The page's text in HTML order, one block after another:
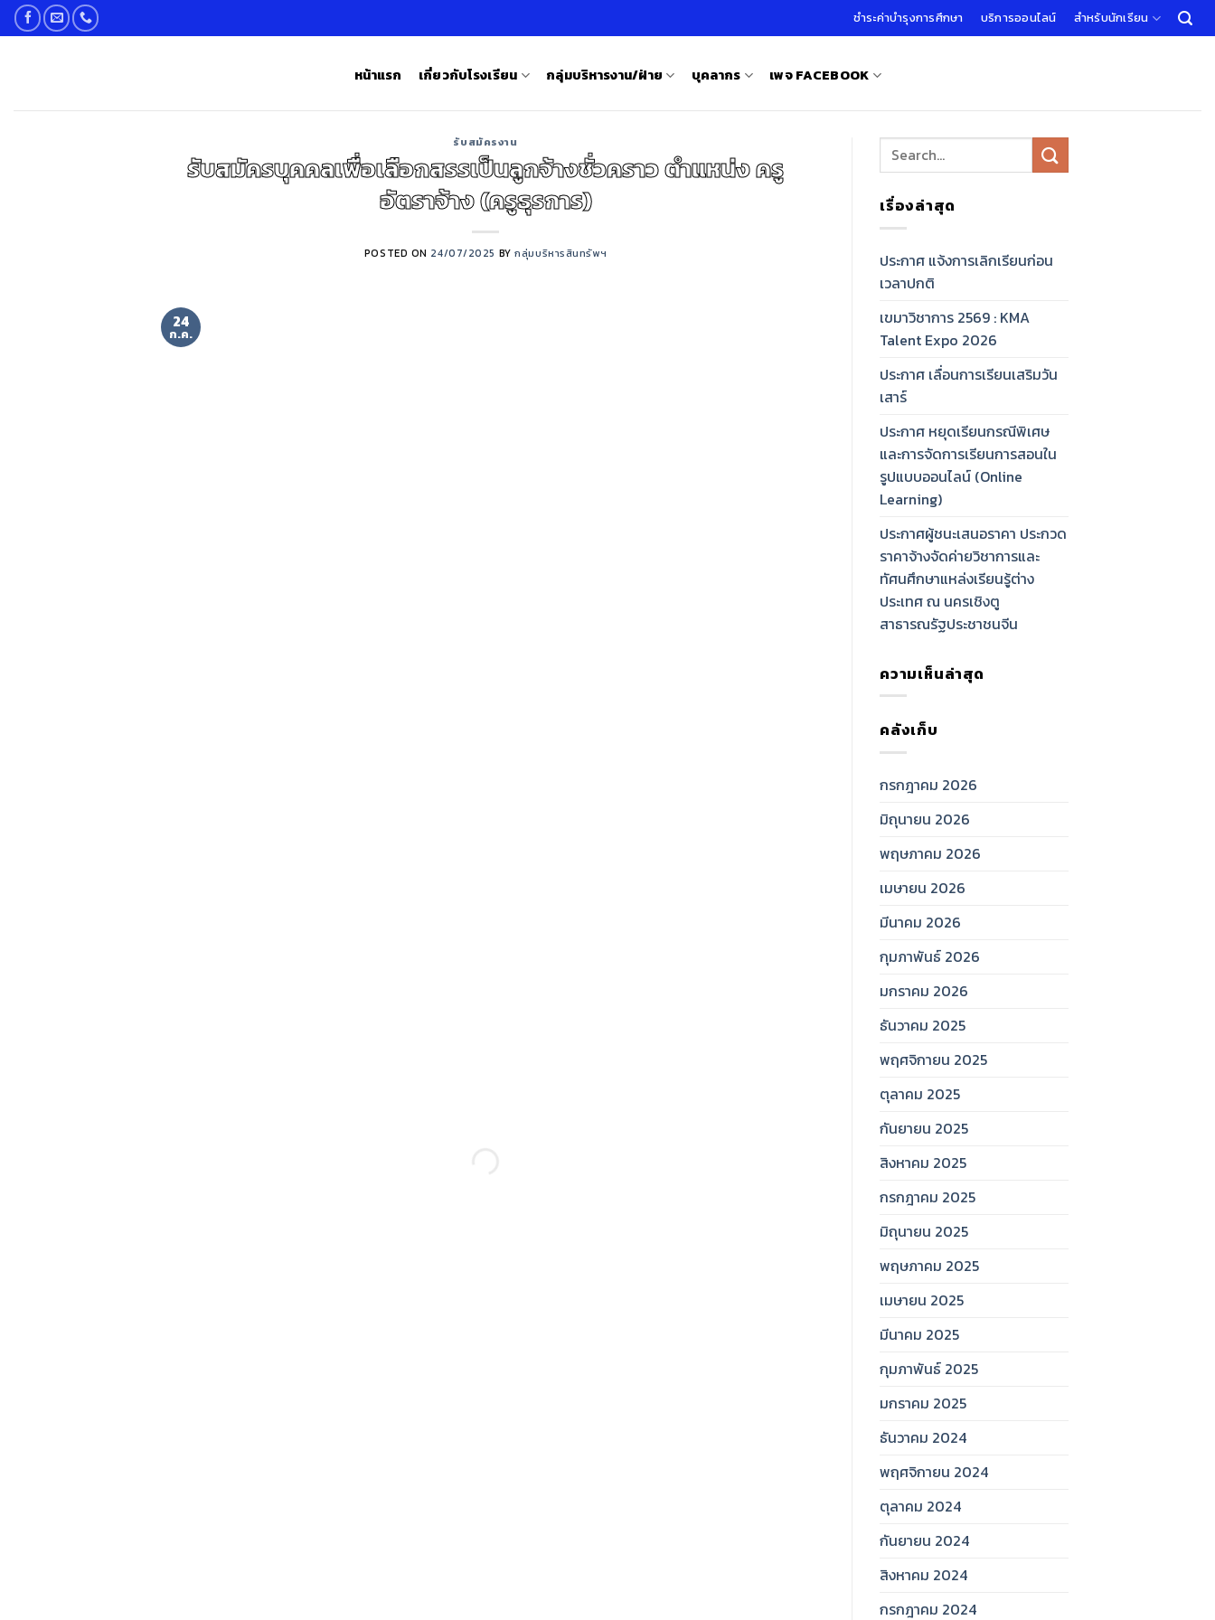
Skip
to
ชำระค่าบำรุงการศึกษา บริการออนไลน์ สำหรับนักเรียน
หน้าแรก เกี่ยวกับโรงเรียน กลุ่มบริหารงาน/ฝ่าย บุคลากร เพจ FACEBOOK
รับสมัครงาน
รับสมัครบุคคลเพื่อเลือกสรรเป็นลูกจ้างชั่วคราว ตำแหน่ง ครู
อัตราจ้าง (ครูธุรการ)
POSTED ON 24/07/2025 BYกลุ่มบริหารสินทรัพฯ
24
ก.ค.
เรื่องล่าสุด
ประกาศ แจ้งการเลิกเรียนก่อน
เวลาปกติ
เขมาวิชาการ 2569 : KMA
Talent Expo 2026
ประกาศ เลื่อนการเรียนเสริมวัน
เสาร์
ประกาศ หยุดเรียนกรณีพิเศษ
และการจัดการเรียนการสอนใน
รูปแบบออนไลน์ (Online
Learning)
ประกาศผู้ชนะเสนอราคา ประกวด
ราคาจ้างจัดค่ายวิชาการและ
ทัศนศึกษาแหล่งเรียนรู้ต่าง
ประเทศ ณ นครเชิงตู
สาธารณรัฐประชาชนจีน
ความเห็นล่าสุด
คลังเก็บ
กรกฎาคม 2026
มิถุนายน 2026
พฤษภาคม 2026
เมษายน 2026
มีนาคม 2026
กุมภาพันธ์ 2026
มกราคม 2026
ธันวาคม 2025
พฤศจิกายน 2025
ตุลาคม 2025
กันยายน 2025
สิงหาคม 2025
กรกฎาคม 2025
มิถุนายน 2025
พฤษภาคม 2025
เมษายน 2025
มีนาคม 2025
กุมภาพันธ์ 2025
มกราคม 2025
ธันวาคม 2024
พฤศจิกายน 2024
ตุลาคม 2024
กันยายน 2024
สิงหาคม 2024
กรกฎาคม 2024